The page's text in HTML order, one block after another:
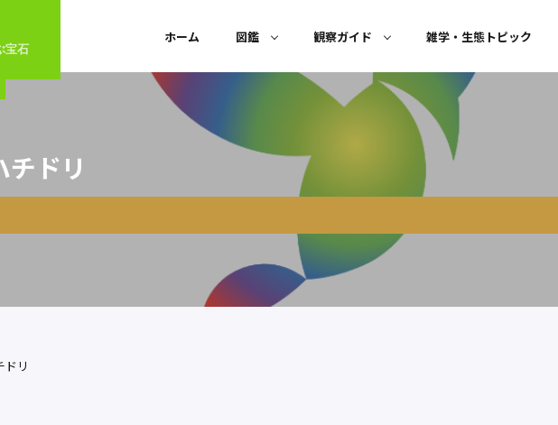
宝石
ホーム 図鑑 観察ガイド 雑学・生態トピック
ドリ
ドリ